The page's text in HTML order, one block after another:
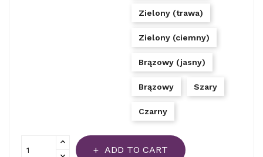
Zielony (trawa)
Zielony (ciemny)
Brązowy (jasny)
Brązowy Szary
Czarny
ADD TO CART